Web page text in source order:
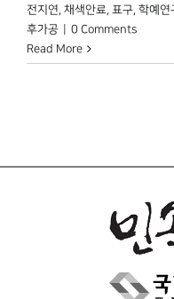
전지연, 채색안료, 표구, 학예연
후가공
0 Comments
Read More